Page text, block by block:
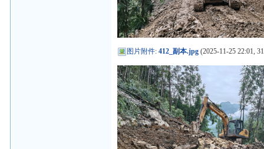
图片附件:412_副本.jpg (2025-11-25 22:01,